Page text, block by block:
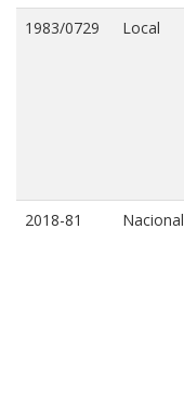
1983/0729 Local
2018-81 Nacional